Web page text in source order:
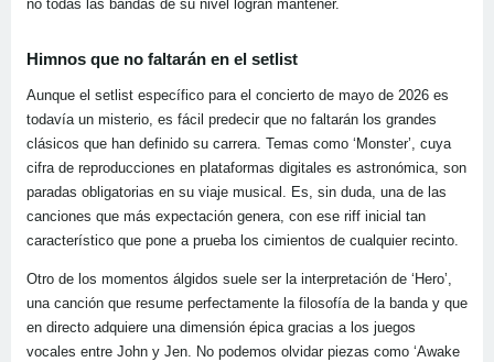
no todas las bandas de su nivel logran mantener.
Himnos que no faltarán en el setlist
Aunque el setlist específico para el concierto de mayo de 2026 es
todavía un misterio, es fácil predecir que no faltarán los grandes
clásicos que han definido su carrera. Temas como ‘Monster’, cuya
cifra de reproducciones en plataformas digitales es astronómica, son
paradas obligatorias en su viaje musical. Es, sin duda, una de las
canciones que más expectación genera, con ese riff inicial tan
característico que pone a prueba los cimientos de cualquier recinto.
Otro de los momentos álgidos suele ser la interpretación de ‘Hero’,
una canción que resume perfectamente la filosofía de la banda y que
en directo adquiere una dimensión épica gracias a los juegos
vocales entre John y Jen. No podemos olvidar piezas como ‘Awake